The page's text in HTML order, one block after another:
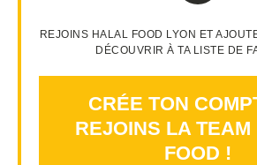
REJOINS HALAL FOOD LYON ET
DÉCOUVRIR À TA LISTE DE
CRÉE TON
REJOINS LA
FOOD !